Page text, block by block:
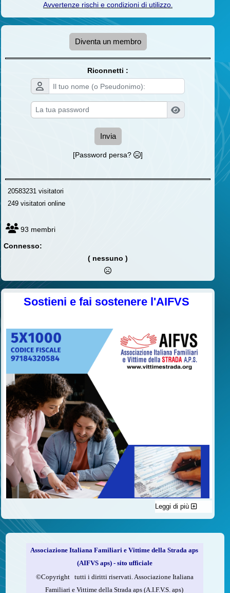
Avvertenze rischi e condizioni di utilizzo.
Diventa un membro
Riconnetti :
Invia
[Password persa? ]
20583231 visitatori
249 visitatori online
93 membri
Connesso:
( nessuno )
Sostieni e fai sostenere l'AIFVS
C'è un modo di contribuire alle attività dell’A.I.F.V.S. a favore
delle vittime della strada e per dare giustizia ai superstiti ed ai
loro familiari che non costa nulla: devolvere il 5 per mille della
Compila la scheda CUD o del modello 730.
Firma nel riquadro indicato come “Sostegno delle
Leggi di più
Associazione Italiana Familiari e Vittime della Strada aps
(AIFVS aps) - sito ufficiale
©​Copyright tutti i diritti riservati. Associazione Italiana
Familiari e Vittime della Strada aps (A.I.F.V.S. aps)